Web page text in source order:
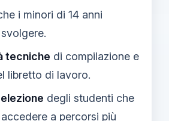
i minori di 14 anni
tecniche di compilazione e
libretto di lavoro.
degli studenti che
a percorsi più